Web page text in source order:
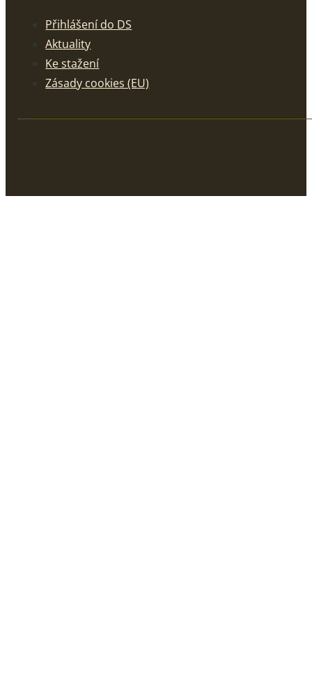
Přihlášení do DS
Aktuality
Ke stažení
Zásady cookies (EU)